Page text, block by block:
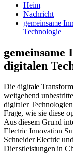
Heim
Nachricht
gemeinsame
Technologie
gemeinsame
digitalen
Die digitale
weitgehend
digitaler
Frage, wie sie diese
Aus diesem Grund
Electric Innovation
Schneider Electric
Dienstleistungen in